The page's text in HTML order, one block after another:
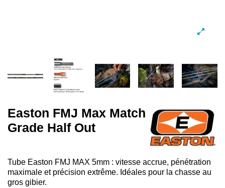
Easton FMJ Max Match
Grade Half Out
Tube Easton FMJ MAX 5mm : vitesse accrue, pénétration
maximale et précision extrême. Idéales pour la chasse au
gros gibier.